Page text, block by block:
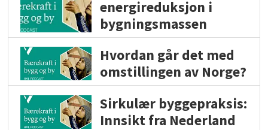
energireduksjon i
bygningsmassen
Hvordan går det med
omstillingen av Norge?
Sirkulær byggepraksis:
Innsikt fra Nederland